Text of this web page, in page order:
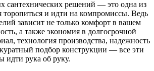
сантехнических решений — это одна из
торопиться и идти на компромиссы. Ведь
зависит не только комфорт в вашем
а также экономия в долгосрочной
технология производства, надежность
подбор конструкции — все эти
рука об руку.